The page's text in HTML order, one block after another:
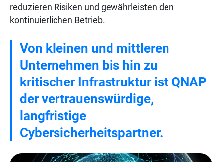
reduzieren Risiken und gewährleisten den
kontinuierlichen Betrieb.
Von kleinen und mittleren
Unternehmen bis hin zu
kritischer Infrastruktur ist QNAP
der vertrauenswürdige,
langfristige
Cybersicherheitspartner.